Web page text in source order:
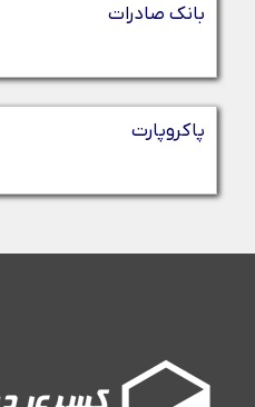
بانک صادرات
پاکروپارت